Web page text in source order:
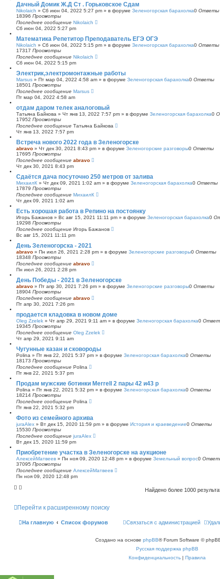
Дачный Домик Ж.Д Ст . Горьковское Сдам
Nikolaich » Сб июн 04, 2022 5:27 pm » в форуме Зеленогорская барахолка0 Ответы
18396 Просмотры
Последнее сообщение Nikolaich
Сб июн 04, 2022 5:27 pm
Математика Репетитор Преподаватель ЕГЭ ОГЭ
Nikolaich » Сб июн 04, 2022 5:15 pm » в форуме Зеленогорская барахолка0 Ответы
17317 Просмотры
Последнее сообщение Nikolaich
Сб июн 04, 2022 5:15 pm
Электрик,электромонтажные работы
Marsus » Пт мар 04, 2022 4:58 am » в форуме Зеленогорская барахолка0 Ответы
18501 Просмотры
Последнее сообщение Marsus
Пт мар 04, 2022 4:58 am
отдам даром телек аналоговый
Татьяна Байкова » Чт янв 13, 2022 7:57 pm » в форуме Зеленогорская барахолка0
17952 Просмотры
Последнее сообщение Татьяна Байкова
Чт янв 13, 2022 7:57 pm
Встреча нового 2022 года в Зеленогорске
abravo » Чт дек 30, 2021 8:43 pm » в форуме Зеленогорские разговоры0 Ответы
17695 Просмотры
Последнее сообщение abravo
Чт дек 30, 2021 8:43 pm
Сдаётся дача посуточно 250 метров от залива
МихаилК » Чт дек 09, 2021 1:02 am » в форуме Зеленогорская барахолка0 Ответы
17879 Просмотры
Последнее сообщение МихаилК
Чт дек 09, 2021 1:02 am
Есть хорошая работа в Репино на постоянку
Игорь Бажанов » Вс авг 15, 2021 11:11 pm » в форуме Зеленогорская барахолка0
19298 Просмотры
Последнее сообщение Игорь Бажанов
Вс авг 15, 2021 11:11 pm
День Зеленогорска - 2021
abravo » Пн июл 26, 2021 2:28 pm » в форуме Зеленогорские разговоры0 Ответы
18348 Просмотры
Последнее сообщение abravo
Пн июл 26, 2021 2:28 pm
День Победы - 2021 в Зеленогорске
abravo » Пт апр 30, 2021 7:26 pm » в форуме Зеленогорские разговоры0 Ответы
18904 Просмотры
Последнее сообщение abravo
Пт апр 30, 2021 7:26 pm
продается кладовка в новом доме
Oleg Zzelek » Чт апр 29, 2021 9:11 am » в форуме Зеленогорская барахолка0
19345 Просмотры
Последнее сообщение Oleg Zzelek
Чт апр 29, 2021 9:11 am
Чугунные казан и сковороды
Polina » Пт янв 22, 2021 5:37 pm » в форуме Зеленогорская барахолка0 Ответы
18173 Просмотры
Последнее сообщение Polina
Пт янв 22, 2021 5:37 pm
Продам мужские ботинки Merrell 2 пары 42 и43 р
Polina » Пт янв 22, 2021 5:32 pm » в форуме Зеленогорская барахолка0 Ответы
18214 Просмотры
Последнее сообщение Polina
Пт янв 22, 2021 5:32 pm
Фото из семейного архива
juraAlex » Вт дек 15, 2020 11:59 pm » в форуме История и краеведение0 Ответы
15530 Просмотры
Последнее сообщение juraAlex
Вт дек 15, 2020 11:59 pm
Приобретение участка в Зеленогорске на аукционе
АлексейМатвеев » Пн ноя 09, 2020 12:48 pm » в форуме Земельный вопрос0
37095 Просмотры
Последнее сообщение АлексейМатвеев
Пн ноя 09, 2020 12:48 pm
Найдено более 1000
Перейти к расширенному поиску
На главную Список форумов Связаться с администрацией
Создано на основе phpBB® Forum Software ©
Русская поддержка phpBB
Конфиденциальность | Правила